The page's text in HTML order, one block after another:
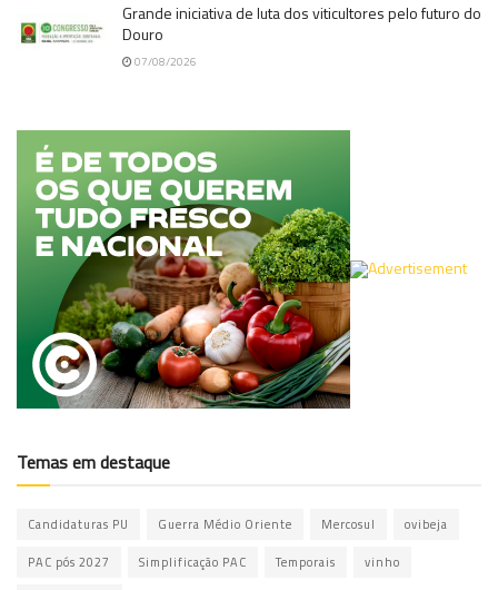
Grande iniciativa de luta dos viticultores pelo futuro do
Douro
07/08/2026
Temas em destaque
Candidaturas PU Guerra Médio Oriente Mercosul ovibeja
PAC pós 2027 Simplificação PAC Temporais vinho